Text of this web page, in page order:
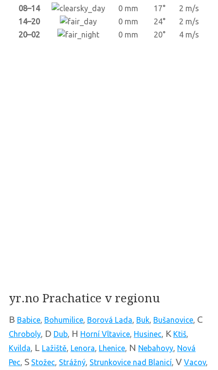
08–14
0 mm 17°
2 m/s
14–20
0 mm 24°
2 m/s
20–02
0 mm 20° 4 m/s
yr.no Prachatice v regionu
B Babice, Bohumilice, Borová Lada, Buk, Bušanovice, C
Chroboly, D Dub, H Horní Vltavice, Husinec, K Ktiš,
Kvilda, L Lažiště, Lenora, Lhenice, N Nebahovy, Nová
Pec, S Stožec, Strážný, Strunkovice nad Blanicí, V Vacov,